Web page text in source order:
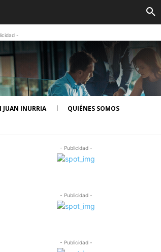
-
JUAN INURRIA QUIÉNES SOMOS
- Publicidad -
- Publicidad -
- Publicidad -